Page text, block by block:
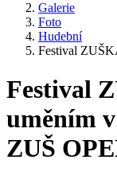
Galerie
Foto
Hudební
Festival
Festival
uměním
ZUŠ